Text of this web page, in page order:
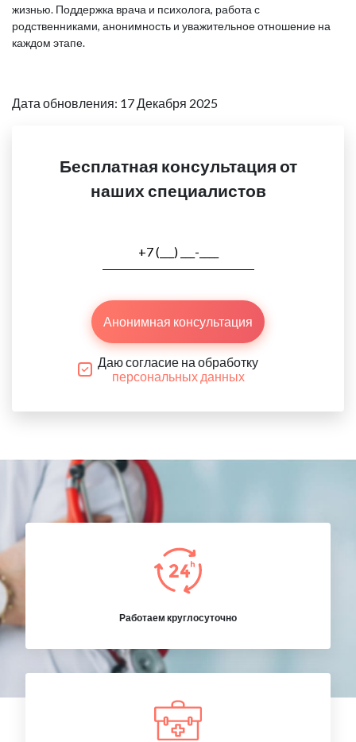
жизнью. Поддержка врача и психолога, работа с
родственниками, анонимность и уважительное отношение на
каждом этапе.
Дата обновления: 17 Декабря 2025
Бесплатная консультация от
наших специалистов
Анонимная консультация
Даю согласие на обработку
персональных данных
Работаем круглосуточно